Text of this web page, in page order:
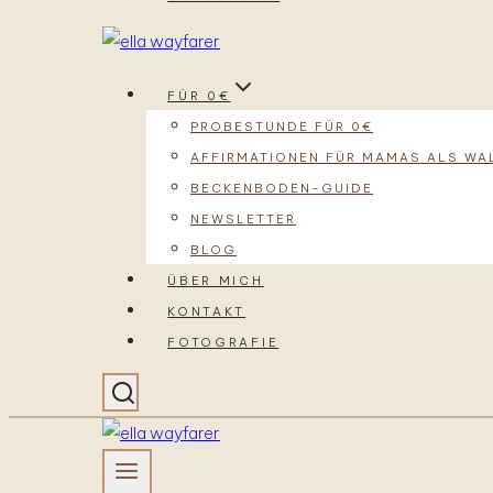
FÜR 0€
PROBESTUNDE FÜR 0€
AFFIRMATIONEN FÜR MAMAS ALS
BECKENBODEN-GUIDE
NEWSLETTER
BLOG
ÜBER MICH
KONTAKT
FOTOGRAFIE